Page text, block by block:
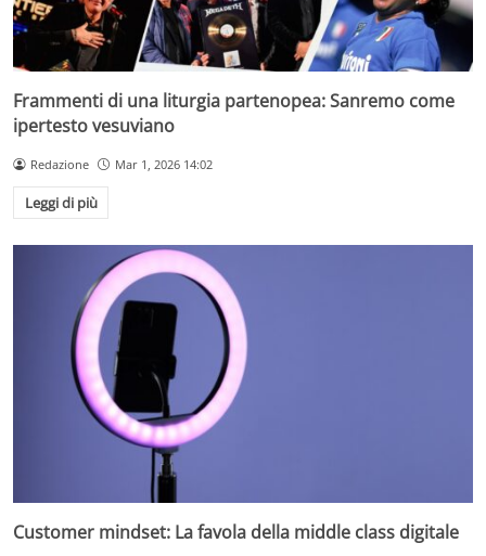
Frammenti di una liturgia partenopea: Sanremo come
ipertesto vesuviano
Redazione Mar 1, 2026 14:02
Leggi di più
Customer mindset: La favola della middle class digitale